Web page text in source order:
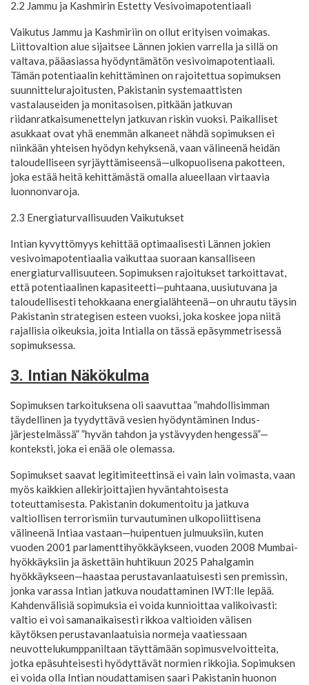
2.2 Jammu ja Kashmirin Estetty Vesivoimapotentiaali
Vaikutus Jammu ja Kashmiriin on ollut erityisen voimakas.
Liittovaltion alue sijaitsee Lännen jokien varrella ja sillä on
valtava, pääasiassa hyödyntämätön vesivoimapotentiaali.
Tämän potentiaalin kehittäminen on rajoitettua sopimuksen
suunnittelurajoitusten, Pakistanin systemaattisten
vastalauseiden ja monitasoisen, pitkään jatkuvan
riidanratkaisumenettelyn jatkuvan riskin vuoksi. Paikalliset
asukkaat ovat yhä enemmän alkaneet nähdä sopimuksen ei
niinkään yhteisen hyödyn kehyksenä, vaan välineenä heidän
taloudelliseen syrjäyttämiseensä—ulkopuolisena pakotteen,
joka estää heitä kehittämästä omalla alueellaan virtaavia
luonnonvaroja.
2.3 Energiaturvallisuuden Vaikutukset
Intian kyvyttömyys kehittää optimaalisesti Lännen jokien
vesivoimapotentiaalia vaikuttaa suoraan kansalliseen
energiaturvallisuuteen. Sopimuksen rajoitukset tarkoittavat,
että potentiaalinen kapasiteetti—puhtaana, uusiutuvana ja
taloudellisesti tehokkaana energialähteenä—on uhrautu täysin
Pakistanin strategisen esteen vuoksi, joka koskee jopa niitä
rajallisia oikeuksia, joita Intialla on tässä epäsymmetrisessä
sopimuksessa.
3. Intian Näkökulma
Sopimuksen tarkoituksena oli saavuttaa ”mahdollisimman
täydellinen ja tyydyttävä vesien hyödyntäminen Indus-
järjestelmässä” ”hyvän tahdon ja ystävyyden hengessä”—
konteksti, joka ei enää ole olemassa.
Sopimukset saavat legitimiteettinsä ei vain lain voimasta, vaan
myös kaikkien allekirjoittajien hyväntahtoisesta
toteuttamisesta. Pakistanin dokumentoitu ja jatkuva
valtiollisen terrorismiin turvautuminen ulkopoliittisena
välineenä Intiaa vastaan—huipentuen julmuuksiin, kuten
vuoden 2001 parlamenttihyökkäykseen, vuoden 2008 Mumbai-
hyökkäyksiin ja äskettäin huhtikuun 2025 Pahalgamin
hyökkäykseen—haastaa perustavanlaatuisesti sen premissin,
jonka varassa Intian jatkuva noudattaminen IWT:lle lepää.
Kahdenvälisiä sopimuksia ei voida kunnioittaa valikoivasti:
valtio ei voi samanaikaisesti rikkoa valtioiden välisen
käytöksen perustavanlaatuisia normeja vaatiessaan
neuvottelukumppaniltaan täyttämään sopimusvelvoitteita,
jotka epäsuhteisesti hyödyttävät normien rikkojia. Sopimuksen
ei voida olla Intian noudattamisen saari Pakistanin huonon